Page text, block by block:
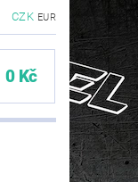
CZK EUR
0 Kč